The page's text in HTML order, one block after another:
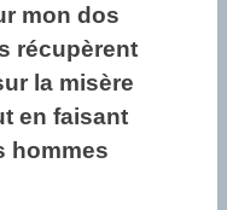
mon dos
récupèrent
la misère
en faisant
hommes